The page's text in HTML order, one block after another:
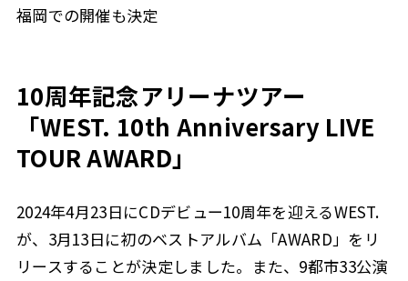
福岡での開催も決定
10周年記念アリーナツアー
「WEST. 10th Anniversary LIVE
TOUR AWARD」
2024年4月23日にCDデビュー10周年を迎えるWEST.
が、3月13日に初のベストアルバム「AWARD」をリ
リースすることが決定しました。また、9都市33公演